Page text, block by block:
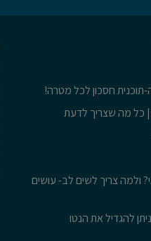
חסכון לכל מטרה!
| כל מה שצריך לדעת
כדאי? ולמה צריך לשים לב- עושים
להגדיל את הנטו